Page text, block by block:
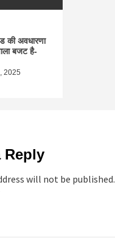
की अवधारणा
बजट है-
2025
Reply
will not be published.